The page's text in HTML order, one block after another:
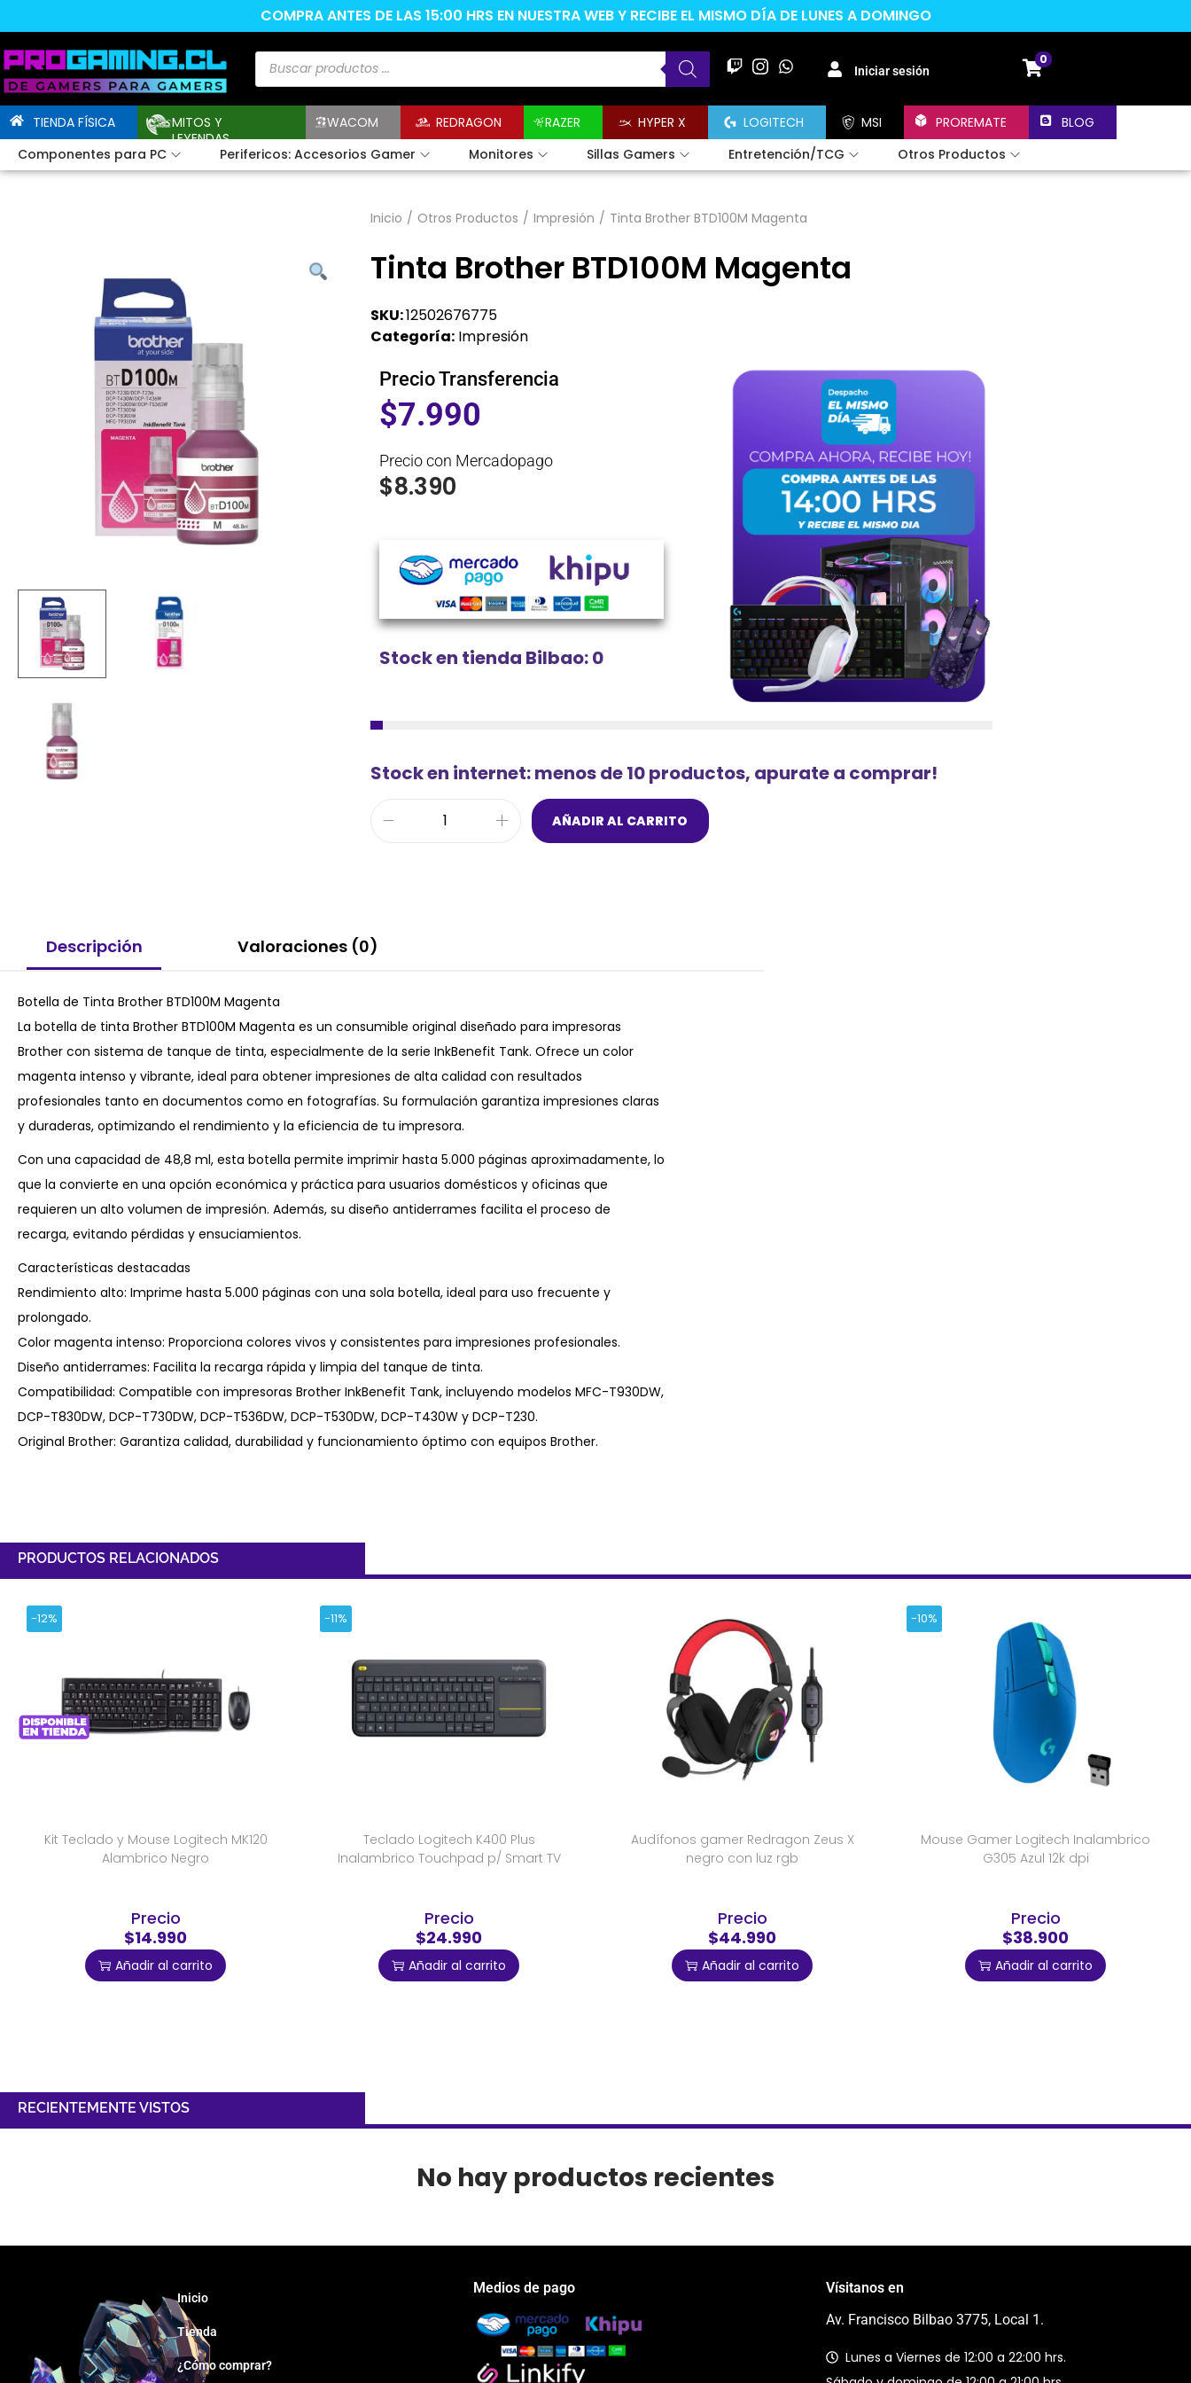
COMPRA ANTES DE LAS 15:00 HRS EN NUESTRA WEB Y RECIBE EL MISMO DÍA DE LUNES A DOMINGO
Iniciar sesión
0
TIENDA FÍSICA
MITOS Y
LEYENDAS
WACOM REDRAGON RAZER HYPER X LOGITECH MSI PROREMATE
BLOG
Componentes para PC
Perifericos: Accesorios Gamer Monitores Sillas Gamers Entretención/TCG Otros Productos
Inicio / Otros Productos / Impresión / Tinta Brother BTD100M Magenta
Tinta Brother BTD100M Magenta
SKU:12502676775
Categoría: Impresión
Precio Transferencia
$7.990
Precio con Mercadopago
$8.390
Stock en tienda Bilbao: 0
Stock en internet: menos de 10 productos, apurate a comprar!
AÑADIR AL CARRITO
Descripción Valoraciones (0)
Botella de Tinta Brother BTD100M Magenta
La botella de tinta Brother BTD100M Magenta es un consumible original diseñado para impresoras
Brother con sistema de tanque de tinta, especialmente de la serie InkBenefit Tank. Ofrece un color
magenta intenso y vibrante, ideal para obtener impresiones de alta calidad con resultados
profesionales tanto en documentos como en fotografías. Su formulación garantiza impresiones claras
y duraderas, optimizando el rendimiento y la eficiencia de tu impresora.
Con una capacidad de 48,8 ml, esta botella permite imprimir hasta 5.000 páginas aproximadamente, lo
que la convierte en una opción económica y práctica para usuarios domésticos y oficinas que
requieren un alto volumen de impresión. Además, su diseño antiderrames facilita el proceso de
recarga, evitando pérdidas y ensuciamientos.
Características destacadas
Rendimiento alto: Imprime hasta 5.000 páginas con una sola botella, ideal para uso frecuente y
prolongado.
Color magenta intenso: Proporciona colores vivos y consistentes para impresiones profesionales.
Diseño antiderrames: Facilita la recarga rápida y limpia del tanque de tinta.
Compatibilidad: Compatible con impresoras Brother InkBenefit Tank, incluyendo modelos MFC-T930DW,
DCP-T830DW, DCP-T730DW, DCP-T536DW, DCP-T530DW, DCP-T430W y DCP-T230.
Original Brother: Garantiza calidad, durabilidad y funcionamiento óptimo con equipos Brother.
PRODUCTOS RELACIONADOS
-12%
Kit Teclado y Mouse Logitech MK120
Alambrico Negro
Precio
$14.990
Añadir al carrito
-11%
Teclado Logitech K400 Plus
Inalambrico Touchpad p/ Smart TV
Precio
$24.990
Añadir al carrito
Audífonos gamer Redragon Zeus X
negro con luz rgb
Precio
$44.990
Añadir al carrito
-10%
Mouse Gamer Logitech Inalambrico
G305 Azul 12k dpi
Precio
$38.900
Añadir al carrito
RECIENTEMENTE VISTOS
No hay productos recientes
Inicio
Tienda
¿Cómo comprar?
Medios de pago
Vísitanos en
Av. Francisco Bilbao 3775, Local 1.
Lunes a Viernes de 12:00 a 22:00 hrs.